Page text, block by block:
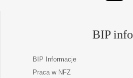
BIP info
BIP Informacje
Praca w NFZ